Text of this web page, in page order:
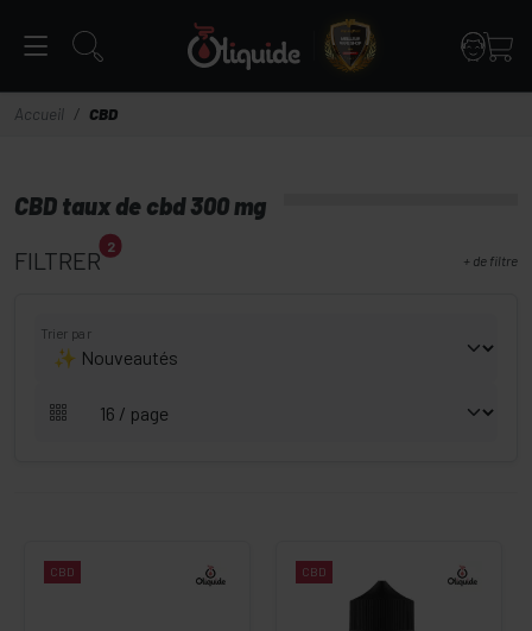
Accueil CBD
CBD taux de cbd 300 mg
FILTRER 2
+ de filtre
Trier par
CBD CBD